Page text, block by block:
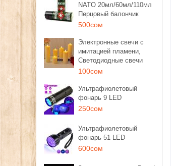
NATO 20мл/60мл/110мл
Перцовый балончик
500сом
Электронные свечи с
имитацией пламени,
Светодиодные свечи
100сом
Ультрафиолетовый
фонарь 9 LED
250сом
Ультрафиолетовый
фонарь 51 LED
600сом